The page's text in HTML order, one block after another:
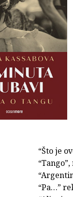
“Što je
“Pa…”